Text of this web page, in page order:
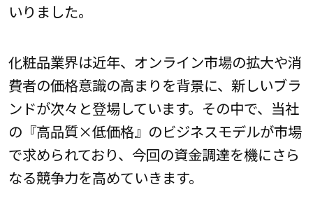
いりました。
化粧品業界は近年、オンライン市場の拡大や消
費者の価格意識の高まりを背景に、新しいブラ
ンドが次々と登場しています。その中で、当社
の『高品質×低価格』のビジネスモデルが市場
で求められており、今回の資金調達を機にさら
なる競争力を高めていきます。